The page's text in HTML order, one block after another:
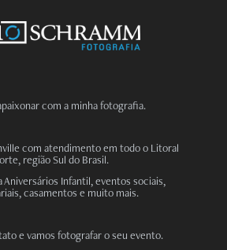
com a minha fotografia.
com atendimento em todo o Litoral
região Sul do Brasil.
Aniversários Infantil, eventos sociais,
casamentos e muito mais.
e vamos fotografar o seu evento.